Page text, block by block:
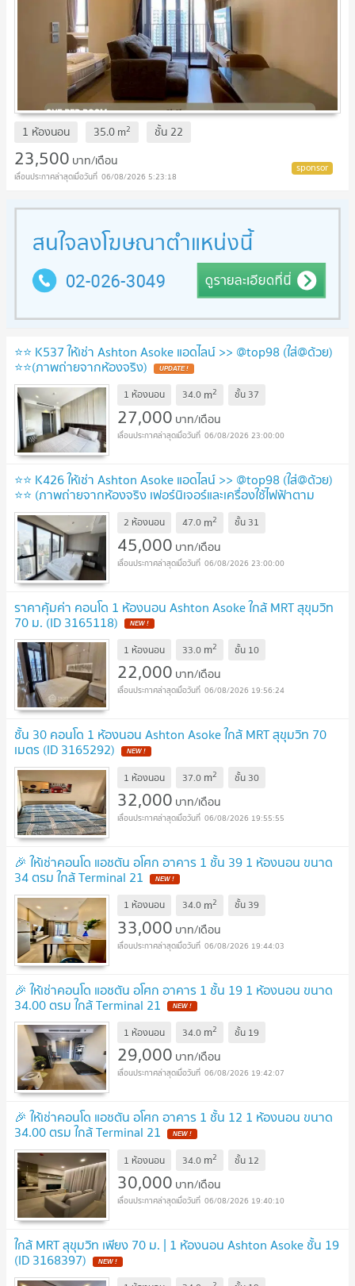
1 ห้องนอน 35.0m2 ชั้น 22
23,500 บาท/เดือน
06/08/2026 5:23:18
⭐️⭐️ K537 ให้เช่า Ashton Asoke แอดไลน์ >> @top98 (ใส่@ด้วย)
⭐️⭐️(ภาพถ่ายจากห้องจริง) UPDATE !
1 ห้องนอน 34.0 m2 ชั้น 37
27,000 บาท/เดือน
06/08/2026 23:00:00
⭐️⭐️ K426 ให้เช่า Ashton Asoke แอดไลน์ >> @top98 (ใส่@ด้วย)
⭐️⭐️ (ภาพถ่ายจากห้องจริง เฟอร์นิเจอร์และเครื่องใช้ไฟฟ้าตาม
รูปภาพ) UPDATE !
2 ห้องนอน 47.0 m2 ชั้น 31
45,000 บาท/เดือน
06/08/2026 23:00:00
ราคาคุ้มค่า คอนโด 1 ห้องนอน Ashton Asoke ใกล้ MRT สุขุมวิท
70 ม. (ID 3165118) NEW !
1 ห้องนอน 33.0 m2 ชั้น 10
22,000 บาท/เดือน
06/08/2026 19:56:24
ชั้น 30 คอนโด 1 ห้องนอน Ashton Asoke ใกล้ MRT สุขุมวิท 70
เมตร (ID 3165292) NEW !
1 ห้องนอน 37.0 m2 ชั้น 30
32,000 บาท/เดือน
06/08/2026 19:55:55
🎉 ให้เช่าคอนโด แอชตัน อโศก อาคาร 1 ชั้น 39 1 ห้องนอน ขนาด
34 ตรม ใกล้ Terminal 21 NEW !
1 ห้องนอน 34.0 m2 ชั้น 39
33,000 บาท/เดือน
06/08/2026 19:44:03
🎉 ให้เช่าคอนโด แอชตัน อโศก อาคาร 1 ชั้น 19 1 ห้องนอน ขนาด
34.00 ตรม ใกล้ Terminal 21 NEW !
1 ห้องนอน 34.0 m2 ชั้น 19
29,000 บาท/เดือน
06/08/2026 19:42:07
🎉 ให้เช่าคอนโด แอชตัน อโศก อาคาร 1 ชั้น 12 1 ห้องนอน ขนาด
34.00 ตรม ใกล้ Terminal 21 NEW !
1 ห้องนอน 34.0 m2 ชั้น 12
30,000 บาท/เดือน
06/08/2026 19:40:10
ใกล้ MRT สุขุมวิท เพียง 70 ม. | 1 ห้องนอน Ashton Asoke ชั้น 19
(ID 3168397) NEW !